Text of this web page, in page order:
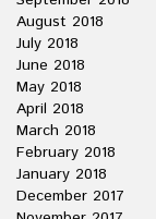
August 2018
July 2018
June 2018
May 2018
April 2018
March 2018
February 2018
January 2018
December 2017